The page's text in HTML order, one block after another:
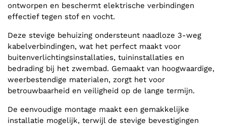
ontworpen en beschermt elektrische verbindingen
effectief tegen stof en vocht.
Deze stevige behuizing ondersteunt naadloze 3-weg
kabelverbindingen, wat het perfect maakt voor
buitenverlichtingsinstallaties, tuininstallaties en
bedrading bij het zwembad. Gemaakt van hoogwaardige,
weerbestendige materialen, zorgt het voor
betrouwbaarheid en veiligheid op de lange termijn.
De eenvoudige montage maakt een gemakkelijke
installatie mogelijk, terwijl de stevige bevestigingen